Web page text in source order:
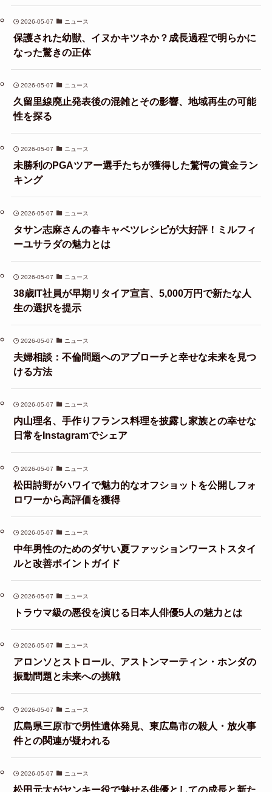
2026-05-07 ニュース
保護された幼獣、イヌかキツネか？成長過程で明らかに
なった驚きの正体
2026-05-07 ニュース
久留里線廃止発表後の混雑とその影響、地域再生の可能
性を探る
2026-05-07 ニュース
未勝利のPGAツアー選手たちが獲得した驚愕の賞金ラン
キング
2026-05-07 ニュース
タサン志麻さんの春キャベツレシピが大好評！ミルフィ
ーユサラダの魅力とは
2026-05-07 ニュース
38歳IT社員が早期リタイア宣言、5,000万円で新たな人
生の選択を提示
2026-05-07 ニュース
夫婦相談：不倫問題へのアプローチと幸せな未来を見つ
ける方法
2026-05-07 ニュース
内山理名、手作りフランス料理を披露し家族との幸せな
日常をInstagramでシェア
2026-05-07 ニュース
松田詩野がハワイで魅力的なオフショットを公開しフォ
ロワーから高評価を獲得
2026-05-07 ニュース
中年男性のためのダサい夏ファッションワーストスタイ
ルと改善ポイントガイド
2026-05-07 ニュース
トラウマ級の悪役を演じる日本人俳優5人の魅力とは
2026-05-07 ニュース
アロンソとストロール、アストンマーティン・ホンダの
振動問題と未来への挑戦
2026-05-07 ニュース
広島県三原市で男性遺体発見、東広島市の殺人・放火事
件との関連が疑われる
2026-05-07 ニュース
松田元太がヤンキー役で魅せる俳優としての成長と新た